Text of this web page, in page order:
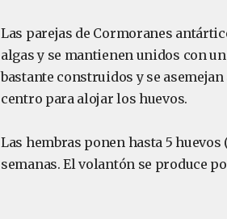
Las parejas de Cormoranes
algas y se mantienen unidos con
bastante construidos y se
centro para alojar los huevos.
Las hembras ponen hasta 5
semanas. El volantón se produce